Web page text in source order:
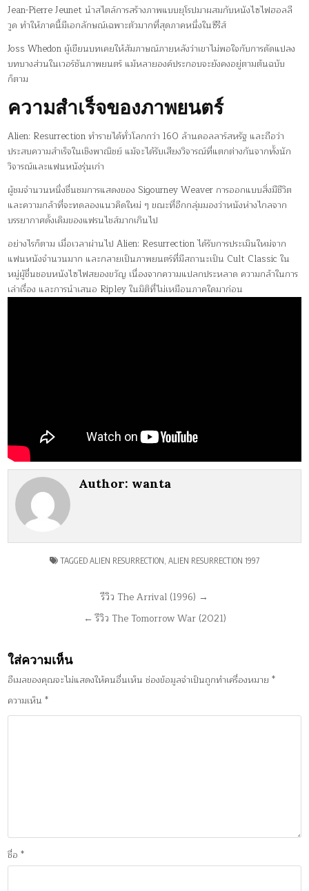
Jean-Pierre Jeunet นำสไตล์การสร้างภาพแบบยุโรปมาผสมกับหนังไซไฟฮอลลี
วูด ทำให้ภาคนี้มีเอกลักษณ์เฉพาะตัวมากที่สุดภาคหนึ่งในซีรีส์
Joss Whedon ผู้เขียนบทเคยให้สัมภาษณ์ภายหลังว่าเขาไม่พอใจกับการดัดแปลง
บทบางส่วนในเวอร์ชันภาพยนตร์ แม้หลายองค์ประกอบจะยังคงอยู่ตามต้นฉบับ
ก็ตาม
ความสำเร็จของภาพยนตร์
Alien: Resurrection ทำรายได้ทั่วโลกกว่า 160 ล้านดอลลาร์สหรัฐ และถือว่า
ประสบความสำเร็จในเชิงพาณิชย์ แม้จะได้รับเสียงวิจารณ์ที่แตกต่างกันจากทั้งนัก
วิจารณ์และแฟนหนังรุ่นเก่า
ผู้ชมจำนวนหนึ่งชื่นชมการแสดงของ Sigourney Weaver การออกแบบสิ่งมีชีวิต
และความกล้าที่จะทดลองแนวคิดใหม่ ๆ ขณะที่อีกกลุ่มมองว่าหนังห่างไกลจาก
บรรยากาศดั้งเดิมของแฟรนไชส์มากเกินไป
อย่างไรก็ตาม เมื่อเวลาผ่านไป Alien: Resurrection ได้รับการประเมินใหม่จาก
แฟนหนังจำนวนมาก และกลายเป็นภาพยนตร์ที่มีสถานะเป็น Cult Classic ใน
หมู่ผู้ชื่นชอบหนังไซไฟสยองขวัญ เนื่องจากความแปลกประหลาด ความกล้าในการ
เล่าเรื่อง และการนำเสนอ Ripley ในมิติที่ไม่เหมือนภาคใดมาก่อน
Author: wanta
TAGGED ALIEN RESURRECTION ALIEN RESURRECTION 1997
รีวิว The Arrival (1996) →
← รีวิว The Tomorrow War (2021)
ใส่ความเห็น
อีเมลของคุณจะไม่แสดงให้คนอื่นเห็น ช่องข้อมูลจำเป็นถูกทำเครื่องหมาย*
ความเห็น*
ชื่อ*